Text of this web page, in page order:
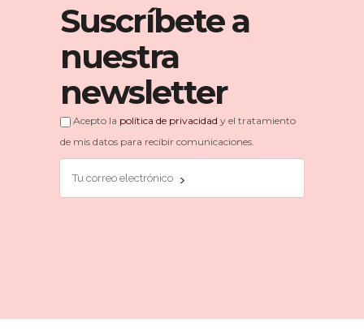
Suscríbete a
nuestra
newsletter
Acepto la política de privacidad y el tratamiento
de mis datos para recibir comunicaciones.